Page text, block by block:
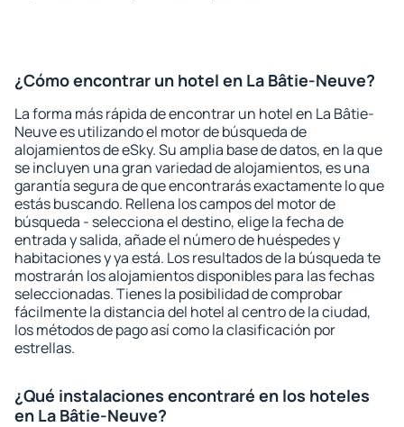
¿Cómo encontrar un hotel en La Bâtie-Neuve?
La forma más rápida de encontrar un hotel en La Bâtie-
Neuve es utilizando el motor de búsqueda de
alojamientos de eSky. Su amplia base de datos, en la que
se incluyen una gran variedad de alojamientos, es una
garantía segura de que encontrarás exactamente lo que
estás buscando. Rellena los campos del motor de
búsqueda - selecciona el destino, elige la fecha de
entrada y salida, añade el número de huéspedes y
habitaciones y ya está. Los resultados de la búsqueda te
mostrarán los alojamientos disponibles para las fechas
seleccionadas. Tienes la posibilidad de comprobar
fácilmente la distancia del hotel al centro de la ciudad,
los métodos de pago así como la clasificación por
estrellas.
¿Qué instalaciones encontraré en los hoteles
en La Bâtie-Neuve?